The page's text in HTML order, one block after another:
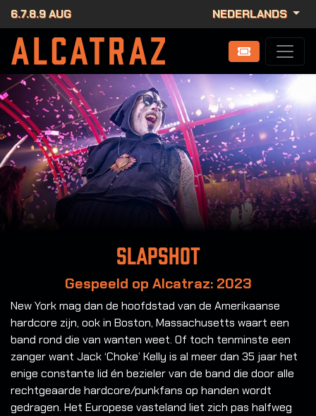
6.7.8.9 AUG NEDERLANDS
Slapshot
Gespeeld op Alcatraz: 2023
New York mag dan de hoofdstad van de Amerikaanse
hardcore zijn, ook in Boston, Massachusetts waart een
band rond die van wanten weet. Of toch tenminste een
zanger want Jack ‘Choke’ Kelly is al meer dan 35 jaar het
enige constante lid én bezieler van de band die door alle
rechtgeaarde hardcore/punkfans op handen wordt
gedragen. Het Europese vasteland liet zich pas halfweg